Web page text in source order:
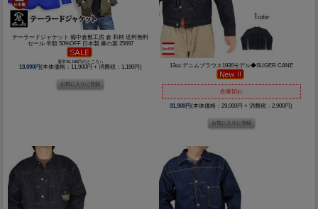
テーラードジャケット 備中倉敷工房 倉 和柄 送料無料
セール 半額 50%OFF 日本製 麻の葉 25697
通常26,180円のところ↓↓
13,090円(本体価格：11,900円 + 消費税：1,190円) 13oz.デニムブラウス1936モデル◆SUGER CANE
在庫切れ
31,900円(本体価格：29,000円 + 消費税：2,900円)